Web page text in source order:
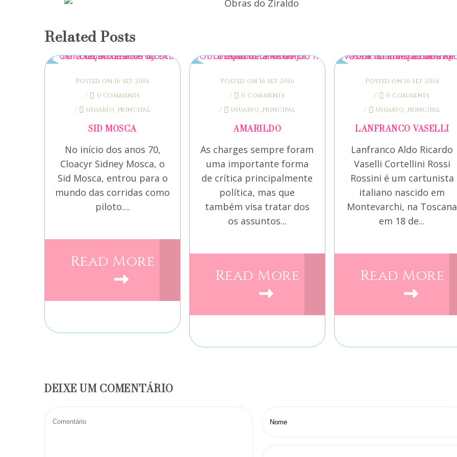
Related Posts
Posted on 16 set 2016
/
0 Comments
/
usuario_principal
SID MOSCA
No início dos anos 70,
Cloacyr Sidney Mosca, o
Sid Mosca, entrou para o
mundo das corridas como
piloto....
Read More
Posted on 16 set 2016
/
0 Comments
/
usuario_principal
AMARILDO
As charges sempre foram
uma importante forma
de crítica principalmente
política, mas que
também visa tratar dos
os assuntos...
Read More
Posted on 16 set 2016
/
0 Comments
/
usuario_principal
LANFRANCO VASELLI
Lanfranco Aldo Ricardo
Vaselli Cortellini Rossi
Rossini é um cartunista
italiano nascido em
Montevarchi, na Toscana
em 18 de...
Read More
DEIXE UM COMENTÁRIO